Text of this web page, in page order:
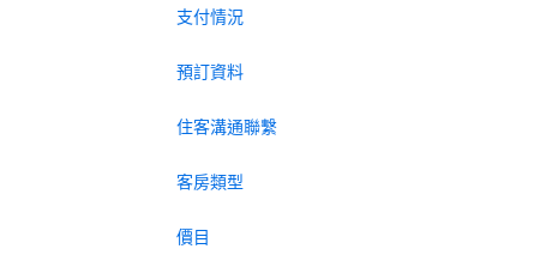
支付情況
預訂資料
住客溝通聯繫
客房類型
價目